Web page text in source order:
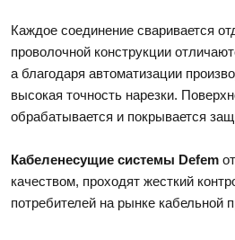
Каждое соединение сваривается
проволочной конструкции
а благодаря автоматизации
высокая точность нарезки.
обрабатывается и покрывается
Кабеленесущие системы Defem
качеством, проходят жесткий
потребителей на рынке кабельной